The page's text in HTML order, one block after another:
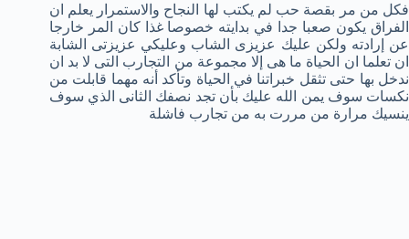
فكل من مر بقصة حب لم يكتب لها النجاح والاستمرار يعلم ان
الفراق يكون صعبا جدا في بدايته خصوصا غذا كان المر خارجا
عن إرادته ولكن عليك عزيزى الشاب وعليكي عزيزتى الشابة
ان تعلما ان الحياة ما هى إلا مجموعة من التجارب التى لا بد ان
ندخل بها حتى تثقل خبراتنا في الحياة وتأكد أنه مهما قابلت من
نكسات سوف يمن الله عليك بأن تجد نصفك الثانى الذي سوف
ينسيك مرارة من مررت به من تجارب فاشلة